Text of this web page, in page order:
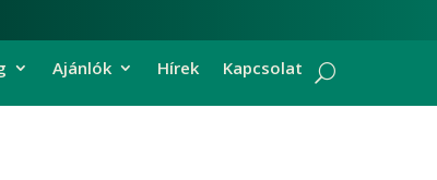
Ajánlók Hírek Kapcsolat